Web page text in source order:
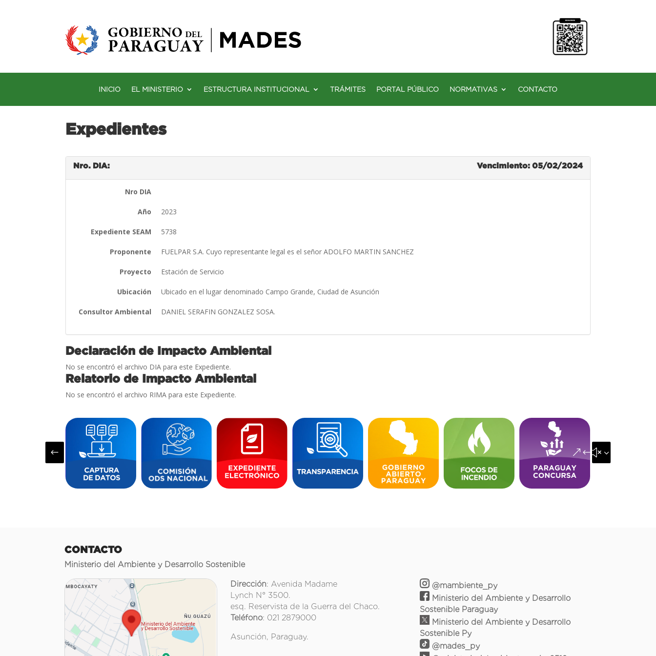
INICIO EL MINISTERIO ESTRUCTURA INSTITUCIONAL TRÁMITES PORTAL PÚBLICO NORMATIVAS CONTACTO
Expedientes
Nro. DIA: Vencimiento: 05/02/2024
Nro DIA
Año 2023
Expediente SEAM 5738
Proponente FUELPAR S.A. Cuyo representante legal es el señor ADOLFO MARTIN SANCHEZ
Proyecto Estación de Servicio
Ubicación Ubicado en el lugar denominado Campo Grande, Ciudad de Asunción
Consultor Ambiental DANIEL SERAFIN GONZALEZ SOSA.
Declaración de Impacto Ambiental
No se encontró el archivo DIA para este Expediente.
Relatorio de Impacto Ambiental
No se encontró el archivo RIMA para este Expediente.
# &#x35;
CONTACTO
Ministerio del Ambiente y Desarrollo Sostenible
Dirección: Avenida Madame
Lynch N° 3500.
esq. Reservista de la Guerra del Chaco.
Teléfono: 021 2879000
Asunción, Paraguay.
@mambiente_py
Ministerio del Ambiente y Desarrollo
Sostenible Paraguay
Ministerio del Ambiente y Desarrollo
Sostenible Py
@mades_py